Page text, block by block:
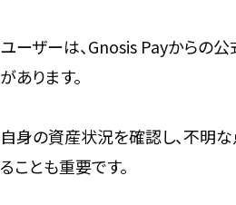
ユーザーは、Gnosis Payからの
があります。
自身の資産状況を確認し、不明
ることも重要です。